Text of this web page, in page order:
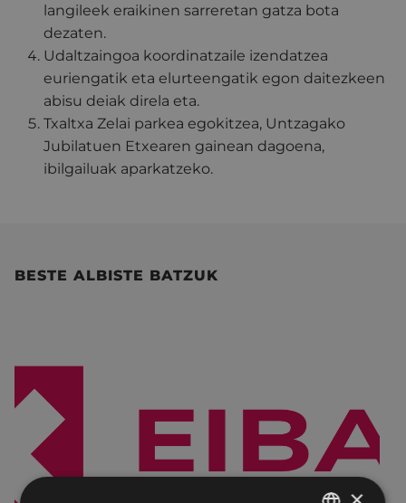
langileek eraikinen sarreretan gatza bota
dezaten.
Udaltzaingoa koordinatzaile izendatzea
euriengatik eta elurteengatik egon daitezkeen
abisu deiak direla eta.
Txaltxa Zelai parkea egokitzea, Untzagako
Jubilatuen Etxearen gainean dagoena,
ibilgailuak aparkatzeko.
BESTE ALBISTE BATZUK